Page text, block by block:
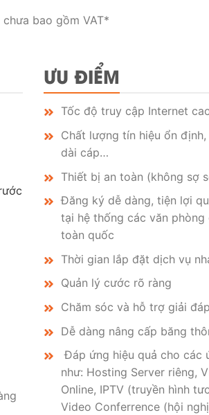
chưa bao gồm VAT*
ƯU ĐIỂM
Tốc độ truy cập Internet
Chất lượng tín hiệu ổn
dài cáp…
Thiết bị an toàn (không sợ
Đăng ký dễ dàng, tiện lợi
tại hệ thống các văn
toàn quốc
Thời gian lắp đặt dịch vụ
Quản lý cước rõ ràng
Chăm sóc và hỗ trợ giải
Dễ dàng nâng cấp băng
Đáp ứng hiệu quả cho các
như: Hosting Server riêng,
Online, IPTV (truyền hình
Video Conferrence (hội